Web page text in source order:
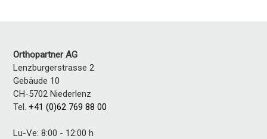
Orthopartner AG
Lenzburgerstrasse 2
Gebäude 10
CH-5702 Niederlenz
Tel.+41 (0)62 769 88 00
Lu-Ve: 8:00 - 12:00 h